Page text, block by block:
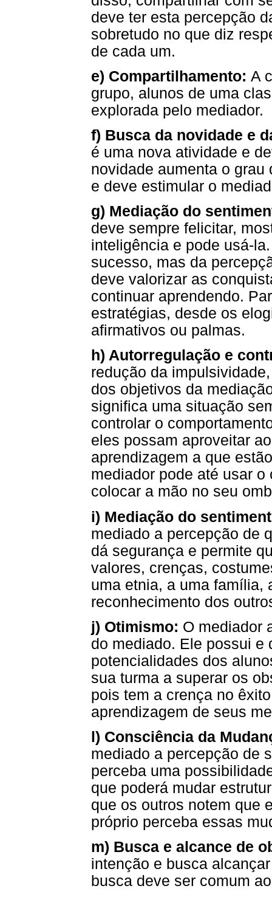
deve ter esta percepção
sobretudo no que diz
de cada um.
e) Compartilhamento: A
grupo, alunos de uma
explorada pelo mediador.
f) Busca da novidade e
é uma nova atividade e
novidade aumenta o
e deve estimular o
g) Mediação do
deve sempre felicitar,
inteligência e pode usá-
sucesso, mas da
deve valorizar as
continuar aprendendo.
estratégias, desde os
afirmativos ou palmas.
h) Autorregulação e
redução da
dos objetivos da
significa uma situação
controlar o
eles possam aproveitar
aprendizagem a que
mediador pode até usar
colocar a mão no seu
i) Mediação do
mediado a percepção de
dá segurança e permite
valores, crenças,
uma etnia, a uma família,
reconhecimento dos
j) Otimismo: O mediador
do mediado. Ele possui e
potencialidades dos
sua turma a superar os
pois tem a crença no
aprendizagem de seus
l) Consciência da
mediado a percepção de
perceba uma
que poderá mudar
que os outros notem que
próprio perceba essas
m) Busca e alcance de
intenção e busca
busca deve ser comum